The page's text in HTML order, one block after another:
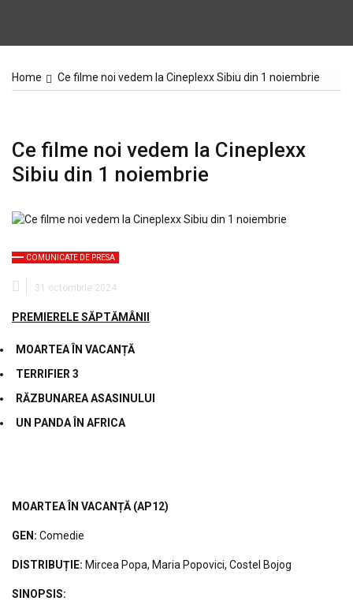
Home Ce filme noi vedem la Cineplexx Sibiu din 1 noiembrie
Ce filme noi vedem la Cineplexx
Sibiu din 1 noiembrie
COMUNICATE DE PRESA
31 octombrie 2024
PREMIERELE SĂPTĂMÂNII
MOARTEA ÎN VACANȚĂ
TERRIFIER 3
RĂZBUNAREA ASASINULUI
UN PANDA ÎN AFRICA
MOARTEA ÎN VACANȚĂ (AP12)
GEN: Comedie
DISTRIBUȚIE: Mircea Popa, Maria Popovici, Costel Bojog
S INOPSIS: